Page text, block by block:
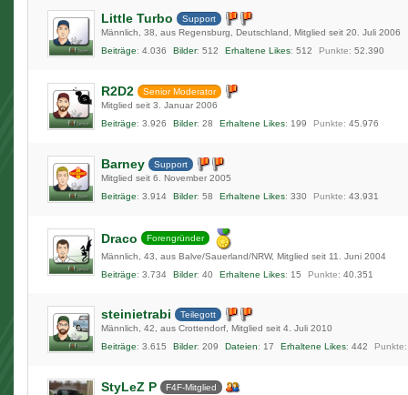
Little Turbo
Support
Männlich
38 aus Regensburg, Deutschland
Mitglied seit 20. Juli 2006
Beiträge
4.036 Bilder 512 Erhaltene Likes 512 Punkte 52.390
R2D2
Senior Moderator
Mitglied seit 3. Januar 2006
Beiträge
3.926 Bilder 28 Erhaltene Likes 199 Punkte 45.976
Barney
Support
Mitglied seit 6. November 2005
Beiträge
3.914 Bilder 58 Erhaltene Likes 330 Punkte 43.931
Draco
Forengründer
Männlich
43 aus Balve/Sauerland/NRW Mitglied seit 11. Juni 2004
Beiträge
3.734 Bilder 40 Erhaltene Likes 15 Punkte 40.351
steinietrabi
Teilegott
Männlich
42 aus Crottendorf Mitglied seit 4. Juli 2010
Beiträge
3.615 Bilder 209 Dateien 17 Erhaltene Likes 442 Punkte
StyLeZ P
F4F-Mitglied